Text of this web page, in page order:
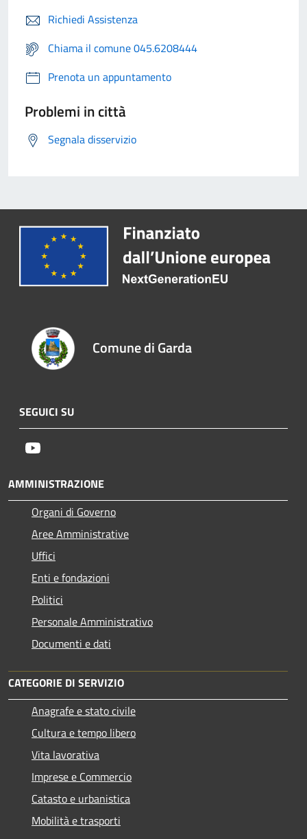
Richiedi Assistenza
Chiama il comune 045.6208444
Prenota un appuntamento
Problemi in città
Segnala disservizio
Comune di Garda
SEGUICI SU
AMMINISTRAZIONE
Organi di Governo
Aree Amministrative
Uffici
Enti e fondazioni
Politici
Personale Amministrativo
Documenti e dati
CATEGORIE DI SERVIZIO
Anagrafe e stato civile
Cultura e tempo libero
Vita lavorativa
Imprese e Commercio
Catasto e urbanistica
Mobilità e trasporti